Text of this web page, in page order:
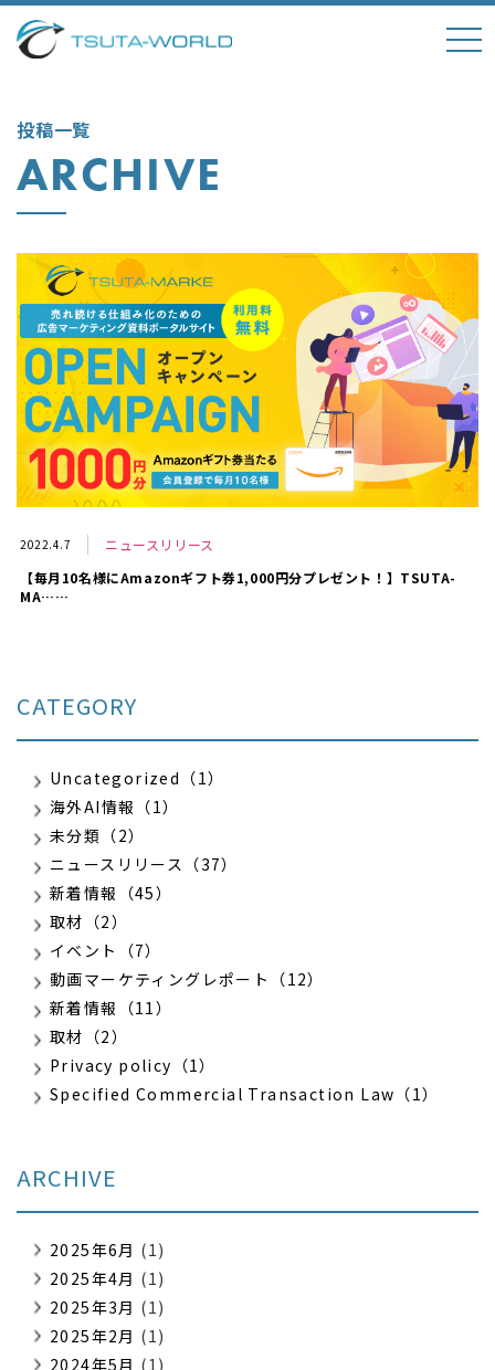
投稿一覧
ARCHIVE
2022.4.7
ニュースリリース
【毎月10名様にAmazonギフト券1,000円分プレゼント！】TSUTA-
MA……
CATEGORY
Uncategorized（1）
海外AI情報（1）
未分類（2）
ニュースリリース（37）
新着情報（45）
取材（2）
イベント（7）
動画マーケティングレポート（12）
新着情報（11）
取材（2）
Privacy policy（1）
Specified Commercial Transaction Law（1）
ARCHIVE
2025年6月 (1)
2025年4月 (1)
2025年3月 (1)
2025年2月 (1)
2024年5月 (1)